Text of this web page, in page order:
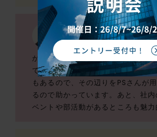
「PS職」「専門職」とい
かれているところに驚きました。
ては、膨大な資料をコピーする必
もあるので、その辺りをPSさんが
るので助かっています。あと、社内
ベントや部活動があるところも魅力